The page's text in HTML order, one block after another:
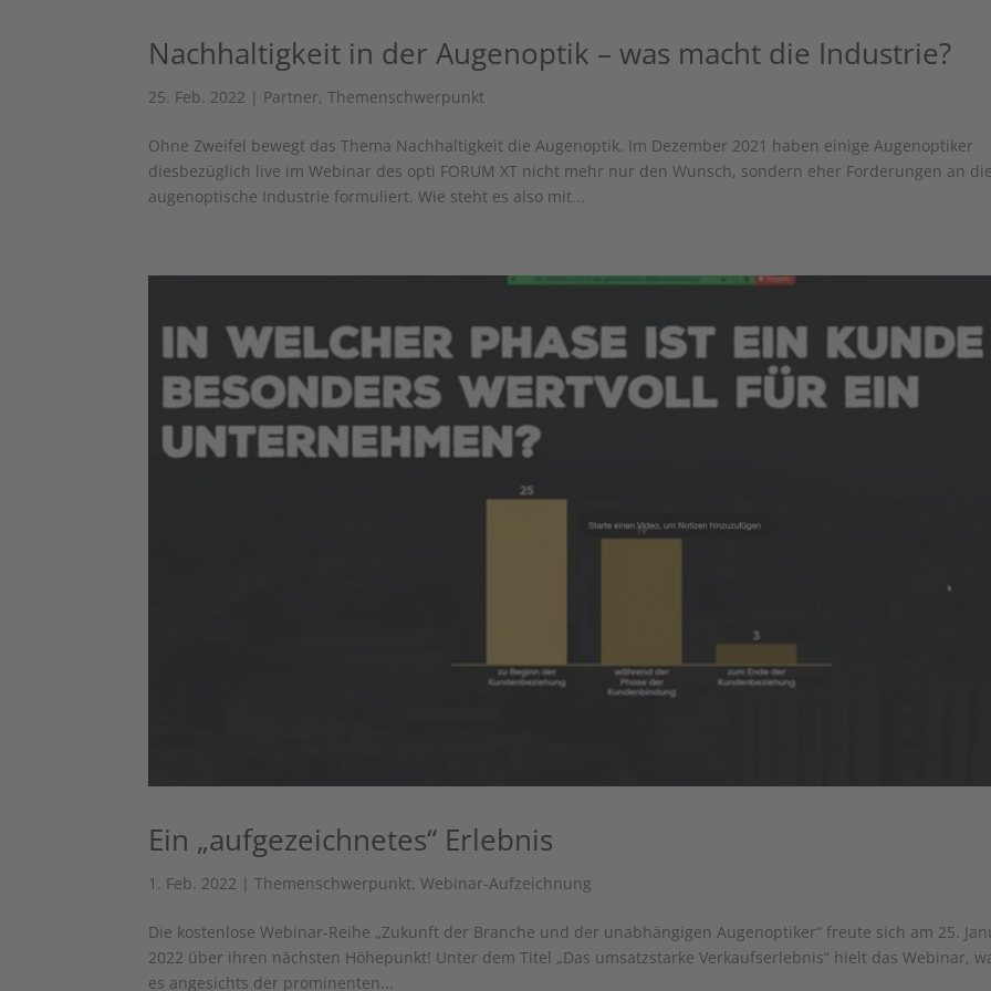
Nachhaltigkeit in der Augenoptik – was macht die Industrie?
25. Feb. 2022 | Partner,Themenschwerpunkt
Ohne Zweifel bewegt das Thema Nachhaltigkeit die Augenoptik. Im Dezember 2021 haben einige Augenoptiker
diesbezüglich live im Webinar des opti FORUM XT nicht mehr nur den Wunsch, sondern eher Forderungen an
augenoptische Industrie formuliert. Wie steht es also mit...
Ein „aufgezeichnetes“ Erlebnis
1. Feb. 2022 |Themenschwerpunkt,Webinar-Aufzeichnung
Die kostenlose Webinar-Reihe „Zukunft der Branche und der unabhängigen Augenoptiker“ freute sich am 25.
2022 über ihren nächsten Höhepunkt! Unter dem Titel „Das umsatzstarke Verkaufserlebnis“ hielt das Webinar,
es angesichts der prominenten...